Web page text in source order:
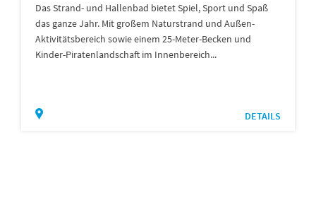
Das Strand- und Hallenbad bietet Spiel, Sport und Spaß
das ganze Jahr. Mit großem Naturstrand und Außen-
Aktivitätsbereich sowie einem 25-Meter-Becken und
Kinder-Piratenlandschaft im Innenbereich...
DETAILS